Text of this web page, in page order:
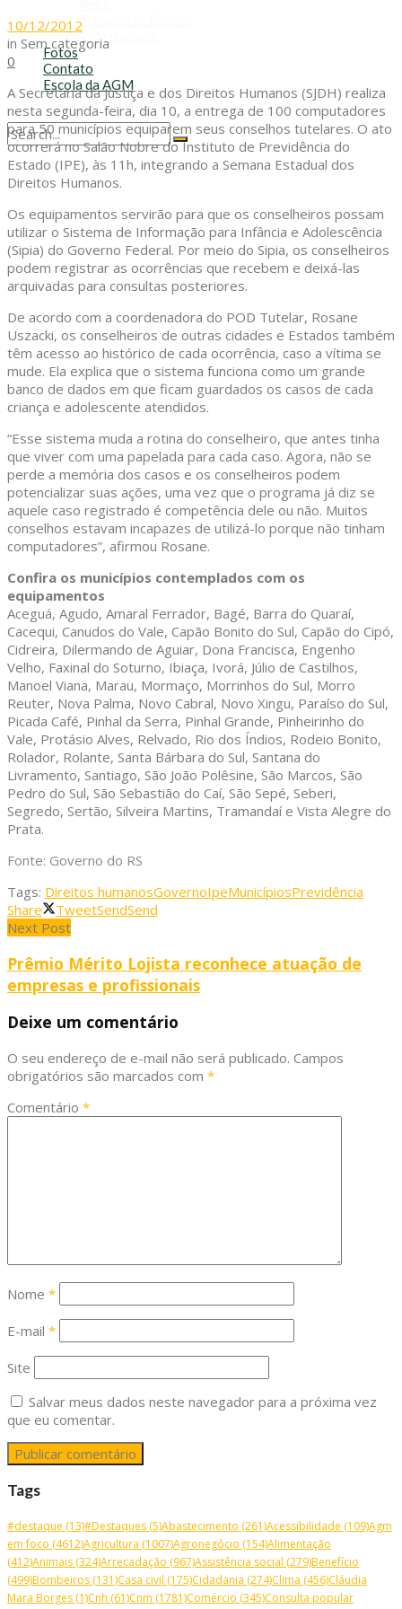
Transporte Escolar
Voluntariado
Fotos
Contato
Escola da AGM
Cursos da AGM
No Result
View All Result
10/12/2012
in Sem categoria
0
A Secretaria da Justiça e dos Direitos Humanos (SJDH) realiza
nesta segunda-feira, dia 10, a entrega de 100 computadores
para 50 municípios equiparem seus conselhos tutelares. O ato
ocorrerá no Salão Nobre do Instituto de Previdência do
Estado (IPE), às 11h, integrando a Semana Estadual dos
Direitos Humanos.
Os equipamentos servirão para que os conselheiros possam
utilizar o Sistema de Informação para Infância e Adolescência
(Sipia) do Governo Federal. Por meio do Sipia, os conselheiros
podem registrar as ocorrências que recebem e deixá-las
arquivadas para consultas posteriores.
De acordo com a coordenadora do POD Tutelar, Rosane
Uszacki, os conselheiros de outras cidades e Estados também
têm acesso ao histórico de cada ocorrência, caso a vítima se
mude. Ela explica que o sistema funciona como um grande
banco de dados em que ficam guardados os casos de cada
criança e adolescente atendidos.
“Esse sistema muda a rotina do conselheiro, que antes tinha
que viver com uma papelada para cada caso. Agora, não se
perde a memória dos casos e os conselheiros podem
potencializar suas ações, uma vez que o programa já diz se
aquele caso registrado é competência dele ou não. Muitos
conselhos estavam incapazes de utilizá-lo porque não tinham
computadores”, afirmou Rosane.
Confira os municípios contemplados com os
equipamentos
Aceguá, Agudo, Amaral Ferrador, Bagé, Barra do Quaraí,
Cacequi, Canudos do Vale, Capão Bonito do Sul, Capão do Cipó,
Cidreira, Dilermando de Aguiar, Dona Francisca, Engenho
Velho, Faxinal do Soturno, Ibiaça, Ivorá, Júlio de Castilhos,
Manoel Viana, Marau, Mormaço, Morrinhos do Sul, Morro
Reuter, Nova Palma, Novo Cabral, Novo Xingu, Paraíso do Sul,
Picada Café, Pinhal da Serra, Pinhal Grande, Pinheirinho do
Vale, Protásio Alves, Relvado, Rio dos Índios, Rodeio Bonito,
Rolador, Rolante, Santa Bárbara do Sul, Santana do
Livramento, Santiago, São João Polêsine, São Marcos, São
Pedro do Sul, São Sebastião do Caí, São Sepé, Seberi,
Segredo, Sertão, Silveira Martins, Tramandaí e Vista Alegre do
Prata.
Fonte: Governo do RS
Tags: Direitos humanosGovernoIpeMunicípiosPrevidência
Share
TweetSendSend
Next Post
Prêmio Mérito Lojista reconhece atuação de
empresas e profissionais
Deixe um comentário
O seu endereço de e-mail não será publicado. Campos
obrigatórios são marcados com *
Comentário *
Nome *
E-mail *
Site
Salvar meus dados neste navegador para a próxima vez
que eu comentar.
Tags
#destaque (13)#Destaques (5)Abastecimento (261)Acessibilidade (109)Agm
em foco (4612)Agricultura (1007)Agronegócio (154)Alimentação
(412)Animais (324)Arrecadação (967)Assistência social (279)Benefício
(499)Bombeiros (131)Casa civil (175)Cidadania (274)Clima (456)Cláudia
Mara Borges (1)Cnh (61)Cnm (1781)Comércio (345)Consulta popular